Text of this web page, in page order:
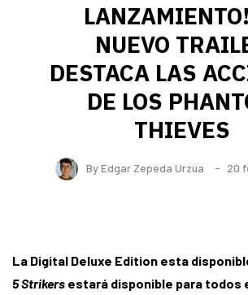
NUEVO
DESTACA LAS
DE LOS
THIEVES
ByEdgar Zepeda Urzua 20
La Digital Deluxe Edition esta
5 Strikers estará disponible para todos